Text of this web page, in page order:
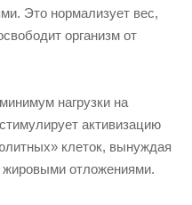
Это нормализует вес,
организм от
нагрузки на
активизацию
клеток, вынуждая
жировыми отложениями.